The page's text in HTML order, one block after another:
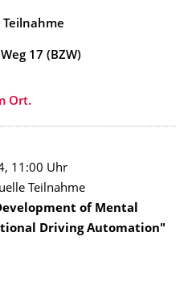
Teilnahme
17 (BZW)
Ort.
11:00 Uhr
Teilnahme
of Mental
Driving Automation"